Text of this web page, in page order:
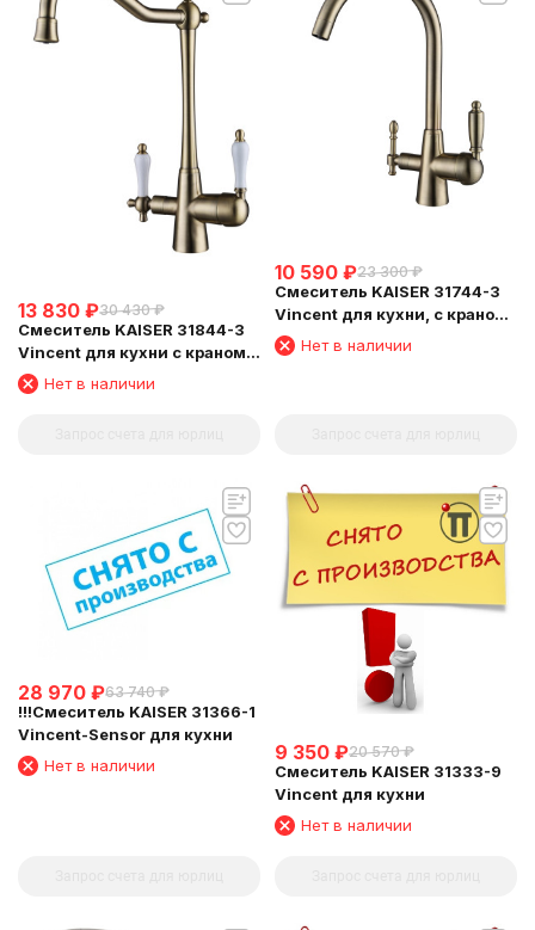
13 830 ₽30 430 ₽
Смеситель KAISER 31844-3
Vincent для кухни с краном
для питьевой воды
Нет в наличии
10 590 ₽23 300 ₽
Смеситель KAISER 31744-3
Vincent для кухни, с краном
для питьевой воды,
бронзовый
Нет в наличии
28 970 ₽63 740 ₽
!!!Смеситель KAISER 31366-1
Vincent-Sensor для кухни
Нет в наличии
9 350 ₽20 570 ₽
Смеситель KAISER 31333-9
Vincent для кухни
Нет в наличии